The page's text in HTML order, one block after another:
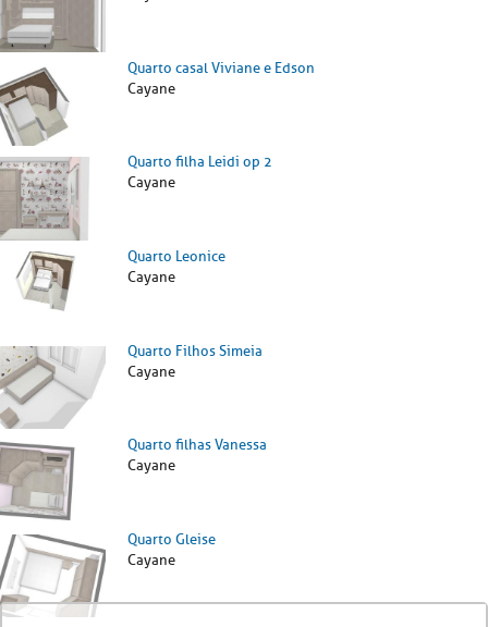
Quarto casal Viviane e Edson
Cayane
Quarto filha Leidi op 2
Cayane
Quarto Leonice
Cayane
Quarto Filhos Simeia
Cayane
Quarto filhas Vanessa
Cayane
Quarto Gleise
Cayane